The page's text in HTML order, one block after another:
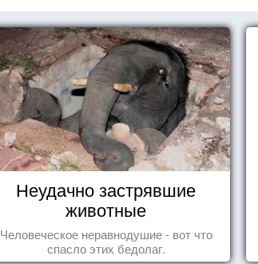
Неудачно застрявшие
животные
Человеческое неравнодушие - вот что
спасло этих бедолаг.